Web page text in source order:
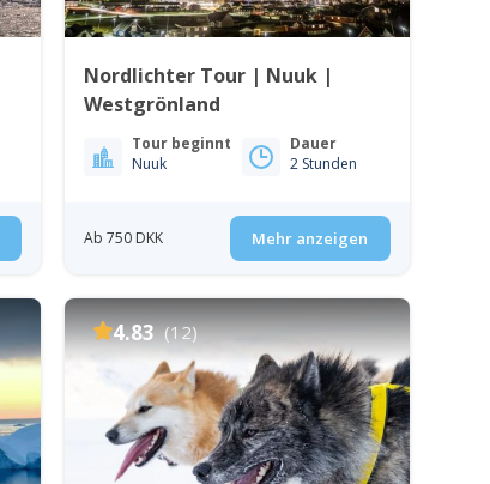
Nordlichter Tour | Nuuk |
Westgrönland
Tour beginnt
Nuuk
Dauer
2 Stunden
Ab 750 DKK Mehr anzeigen
4.83 (12)